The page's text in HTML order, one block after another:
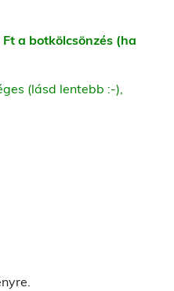
a botkölcsönzés (ha
(lásd lentebb :-),